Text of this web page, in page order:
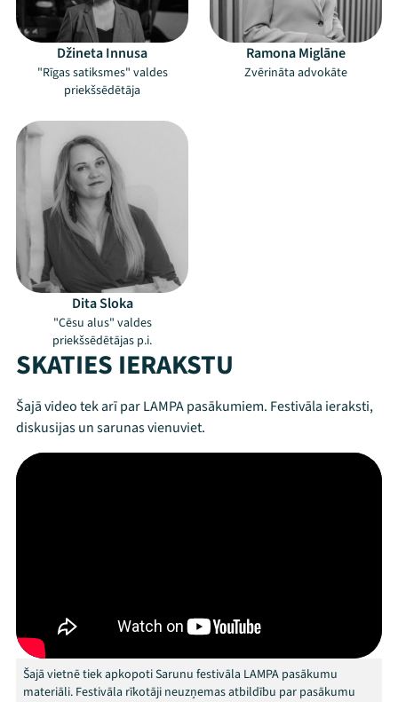
Arhīvs
Džineta Innusa
"Rīgas satiksmes" valdes
priekšsēdētāja
Ramona Miglāne
Zvērināta advokāte
Dita Sloka
"Cēsu alus" valdes
priekšsēdētājas p.i.
SKATIES IERAKSTU
Šajā video tek arī par LAMPA pasākumiem. Festivāla ieraksti,
diskusijas un sarunas vienuviet.
Šajā vietnē tiek apkopoti Sarunu festivāla LAMPA pasākumu
materiāli. Festivāla rīkotāji neuzņemas atbildību par pasākumu